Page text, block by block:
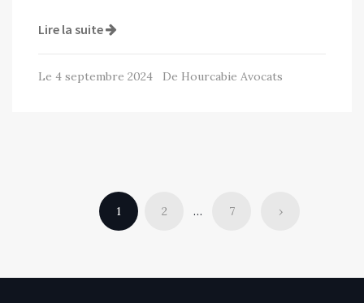
Lire la suite
Le 4 septembre 2024 De Hourcabie Avocats
1 2 … 7 ›